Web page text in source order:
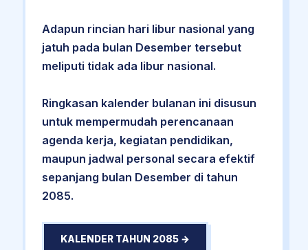
Adapun rincian hari libur nasional yang
jatuh pada bulan Desember tersebut
meliputi tidak ada libur nasional.
Ringkasan kalender bulanan ini disusun
untuk mempermudah perencanaan
agenda kerja, kegiatan pendidikan,
maupun jadwal personal secara efektif
sepanjang bulan Desember di tahun
2085.
KALENDER TAHUN 2085 →